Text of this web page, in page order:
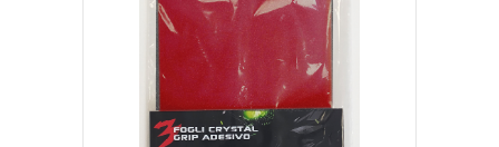
AGGIUNGI AL CARRELLO